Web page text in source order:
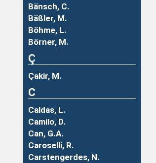
Bänsch, C.
Bäßler, M.
Böhme, L.
Börner, M.
Ç
Çakir, M.
C
Caldas, L.
Camilo, D.
Can, G.A.
Caroselli, R.
Carstengerdes, N.